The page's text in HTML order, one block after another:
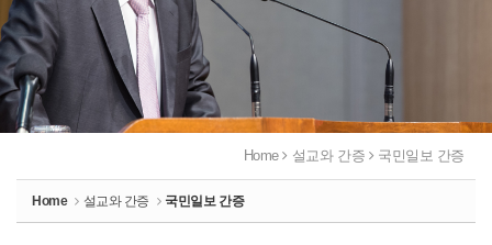
Home 설교와 간증 국민일보 간증
Home 설교와 간증 국민일보 간증